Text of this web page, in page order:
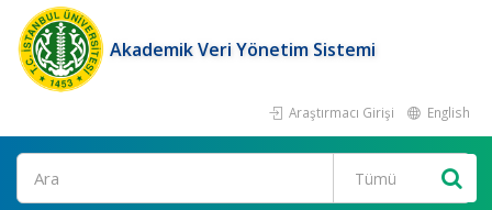
Akademik Veri Yönetim Sistemi
Araştırmacı Girişi English
Ara